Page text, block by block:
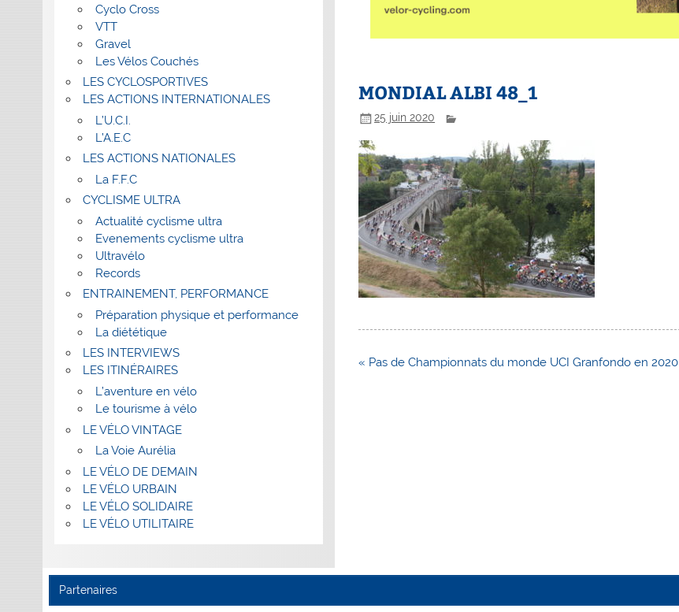
MONDIAL ALBI 48_1
25 juin 2020
Navigation
« Pas de Championnats du monde UCI Granfondo en 2020
Cyclo Cross
VTT
Gravel
Les Vélos Couchés
LES CYCLOSPORTIVES
LES ACTIONS INTERNATIONALES
L’U.C.I.
L’A.E.C
LES ACTIONS NATIONALES
La F.F.C
CYCLISME ULTRA
Actualité cyclisme ultra
Evenements cyclisme ultra
Ultravélo
Records
ENTRAINEMENT, PERFORMANCE
Préparation physique et performance
La diététique
LES INTERVIEWS
LES ITINÉRAIRES
L’aventure en vélo
Le tourisme à vélo
LE VÉLO VINTAGE
La Voie Aurélia
LE VÉLO DE DEMAIN
LE VÉLO URBAIN
LE VÉLO SOLIDAIRE
LE VÉLO UTILITAIRE
Partenaires